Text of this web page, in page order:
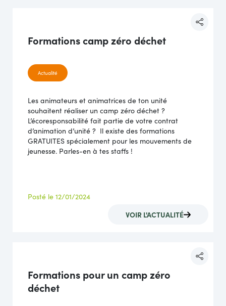
Formations camp zéro déchet
Actualité
Les animateurs et animatrices de ton unité
souhaitent réaliser un camp zéro déchet ?
L’écoresponsabilité fait partie de votre contrat
d’animation d’unité ? Il existe des formations
GRATUITES spécialement pour les mouvements de
jeunesse. Parles-en à tes staffs !
VOIR L'ACTUALITÉ
Posté le 12/01/2024
Formations pour un camp zéro
déchet